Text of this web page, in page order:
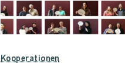
Kooperationen